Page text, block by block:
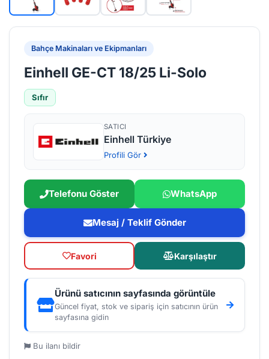
Bahçe Makinaları ve Ekipmanları
Einhell GE-CT 18/25 Li-Solo
Sıfır
SATICI
Einhell Türkiye
Profili Gör
Telefonu Göster WhatsApp
Mesaj / Teklif Gönder
Favori Karşılaştır
Ürünü satıcının sayfasında görüntüle
Güncel fiyat, stok ve sipariş için satıcının ürün
sayfasına gidin
Bu ilanı bildir